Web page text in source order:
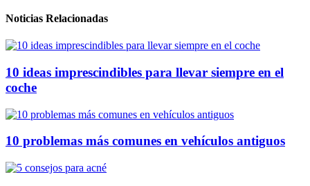
Noticias Relacionadas
10 ideas imprescindibles para llevar siempre en el
coche
10 problemas más comunes en vehículos antiguos